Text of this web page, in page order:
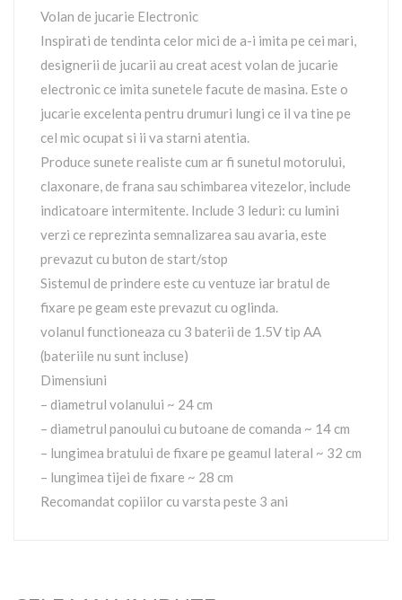
Volan de jucarie Electronic
Inspirati de tendinta celor mici de a-i imita pe cei mari,
designerii de jucarii au creat acest volan de jucarie
electronic ce imita sunetele facute de masina. Este o
jucarie excelenta pentru drumuri lungi ce il va tine pe
cel mic ocupat si ii va starni atentia.
Produce sunete realiste cum ar fi sunetul motorului,
claxonare, de frana sau schimbarea vitezelor, include
indicatoare intermitente. Include 3 leduri: cu lumini
verzi ce reprezinta semnalizarea sau avaria, este
prevazut cu buton de start/stop
Sistemul de prindere este cu ventuze iar bratul de
fixare pe geam este prevazut cu oglinda.
volanul functioneaza cu 3 baterii de 1.5V tip AA
(bateriile nu sunt incluse)
Dimensiuni
– diametrul volanului ~ 24 cm
– diametrul panoului cu butoane de comanda ~ 14 cm
– lungimea bratului de fixare pe geamul lateral ~ 32 cm
– lungimea tijei de fixare ~ 28 cm
Recomandat copiilor cu varsta peste 3 ani